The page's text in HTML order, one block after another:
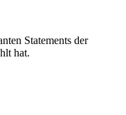
Statements der
hat.